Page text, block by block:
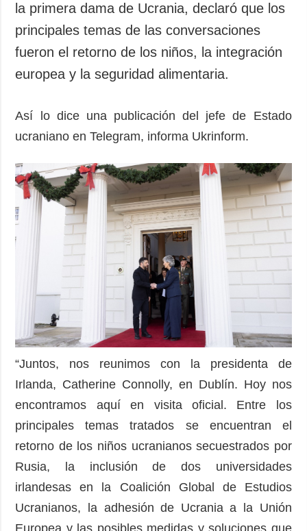
la primera dama de Ucrania, declaró que los
principales temas de las conversaciones
fueron el retorno de los niños, la integración
europea y la seguridad alimentaria.
Así lo dice una publicación del jefe de Estado
ucraniano en Telegram, informa Ukrinform.
“Juntos, nos reunimos con la presidenta de
Irlanda, Catherine Connolly, en Dublín. Hoy nos
encontramos aquí en visita oficial. Entre los
principales temas tratados se encuentran el
retorno de los niños ucranianos secuestrados por
Rusia, la inclusión de dos universidades
irlandesas en la Coalición Global de Estudios
Ucranianos, la adhesión de Ucrania a la Unión